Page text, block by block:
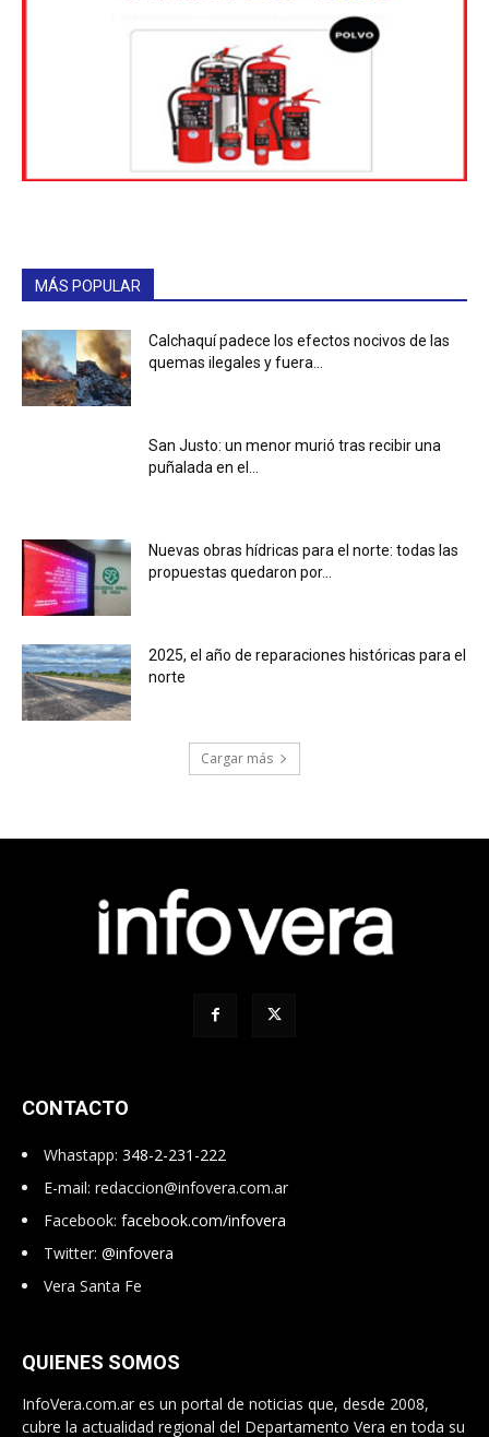
MÁS POPULAR
Calchaquí padece los efectos nocivos de las
quemas ilegales y fuera...
San Justo: un menor murió tras recibir una
puñalada en el...
Nuevas obras hídricas para el norte: todas las
propuestas quedaron por...
2025, el año de reparaciones históricas para el
norte
Cargar más
CONTACTO
Whastapp: 348-2-231-222
E-mail: redaccion@infovera.com.ar
Facebook: facebook.com/infovera
Twitter: @infovera
Vera Santa Fe
QUIENES SOMOS
InfoVera.com.ar es un portal de noticias que, desde 2008,
cubre la actualidad regional del Departamento Vera en toda su